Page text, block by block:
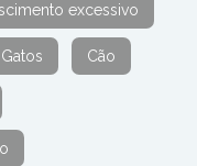
excessivo
Cão